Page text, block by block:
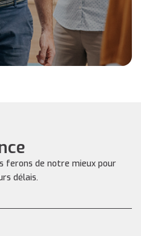
ferons de notre mieux pour
délais.